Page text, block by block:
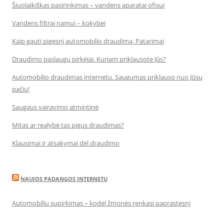
Šiuolaikiškas pasirinkimas – vandens aparatai ofisui
Vandens filtrai namui – kokybei
Kaip gauti pigesnį automobilio draudimą. Patarimai
Draudimo paslaugų pirkėjai. Kuriam priklausote Jūs?
Automobilio draudimas internetu. Saugumas priklauso nuo Jūsų
pačių!
Saugaus vairavimo atmintinė
Mitas ar realybė tas pigus draudimas?
Klausimai ir atsakymai dėl draudimo
NAUJOS PADANGOS INTERNETU
Automobilių supirkimas – kodėl žmonės renkasi paprastesnį